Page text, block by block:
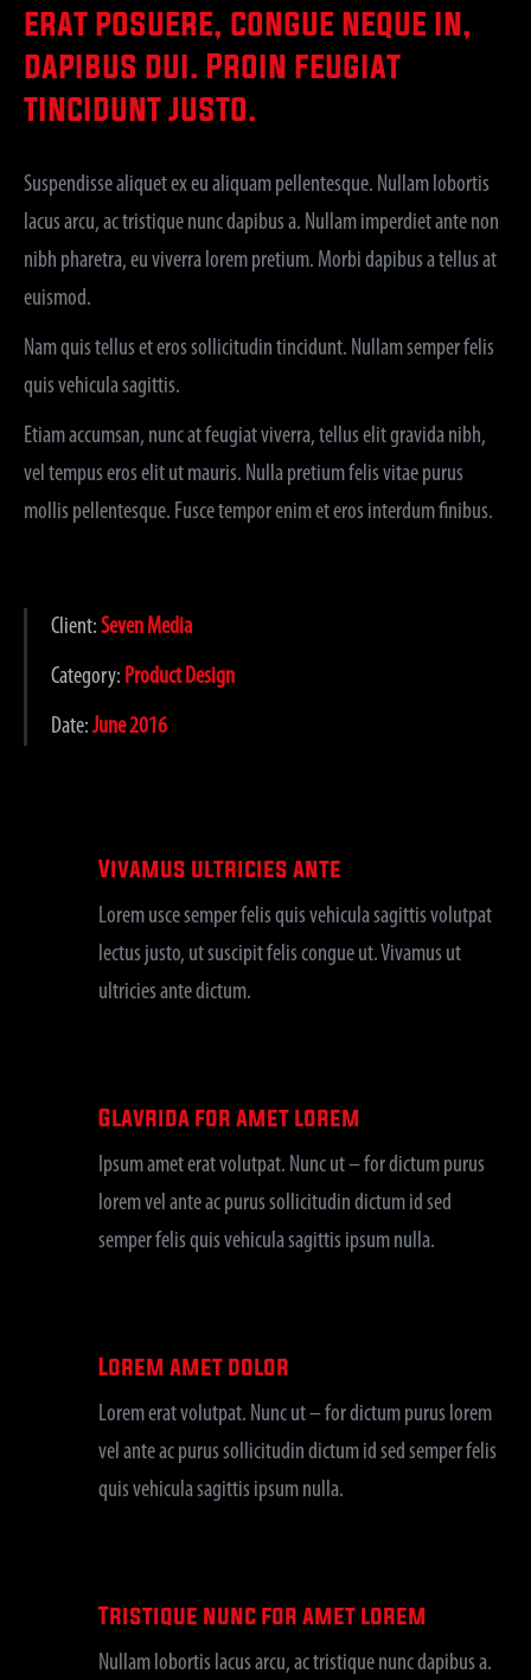
erat posuere, congue neque in,
dapibus dui. Proin feugiat
tincidunt justo.
Suspendisse aliquet ex eu aliquam pellentesque. Nullam lobortis
lacus arcu, ac tristique nunc dapibus a. Nullam imperdiet ante non
nibh pharetra, eu viverra lorem pretium. Morbi dapibus a tellus at
euismod.
Nam quis tellus et eros sollicitudin tincidunt. Nullam semper felis
quis vehicula sagittis.
Etiam accumsan, nunc at feugiat viverra, tellus elit gravida nibh,
vel tempus eros elit ut mauris. Nulla pretium felis vitae purus
mollis pellentesque. Fusce tempor enim et eros interdum finibus.
Client: Seven Media
Category: Product Design
Date: June 2016
Vivamus ultricies ante
Lorem usce semper felis quis vehicula sagittis volutpat
lectus justo, ut suscipit felis congue ut. Vivamus ut
ultricies ante dictum.
Glavrida for amet lorem
Ipsum amet erat volutpat. Nunc ut – for dictum purus
lorem vel ante ac purus sollicitudin dictum id sed
semper felis quis vehicula sagittis ipsum nulla.
Lorem amet dolor
Lorem erat volutpat. Nunc ut – for dictum purus lorem
vel ante ac purus sollicitudin dictum id sed semper felis
quis vehicula sagittis ipsum nulla.
Tristique nunc for amet lorem
Nullam lobortis lacus arcu, ac tristique nunc dapibus a.